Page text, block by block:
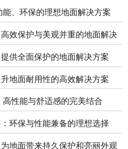
能、环保的理想地面解决方案
效保护与美观并重的地面解决
供全面保护的地面解决方案
地面耐用性的高效解决方案
高性能与舒适感的完美结合
环保与性能兼备的理想选择
地面带来持久保护和亮丽外观